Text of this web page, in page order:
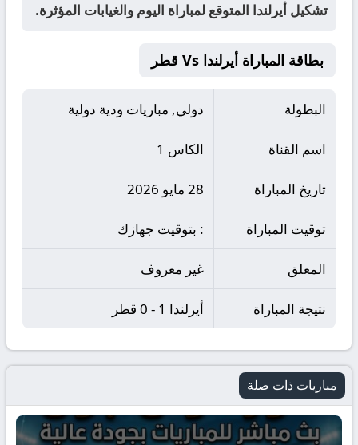
تشكيل أيرلندا المتوقع لمباراة اليوم والغيابات المؤثرة.
بطاقة المباراة أيرلندا Vs قطر
البطولة دولي, مباريات ودية دولية
اسم القناة الكاس 1
تاريخ المباراة 28 مايو 2026
توقيت المباراة : بتوقيت جهازك
المعلق غير معروف
نتيجة المباراة أيرلندا 1 - 0 قطر
مباريات ذات صلة